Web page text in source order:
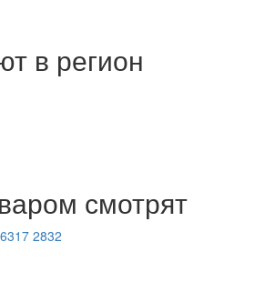
в регион
смотрят
2832